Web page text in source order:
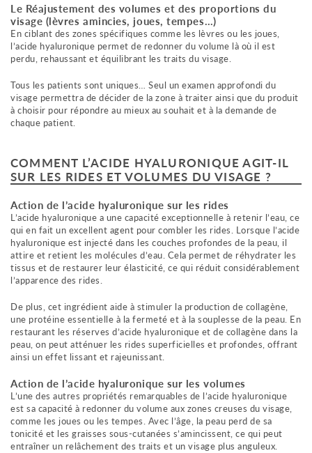
Le Réajustement des volumes et des proportions du
visage (lèvres amincies, joues, tempes…)
En ciblant des zones spécifiques comme les lèvres ou les joues,
l’acide hyaluronique permet de redonner du volume là où il est
perdu, rehaussant et équilibrant les traits du visage.
Tous les patients sont uniques… Seul un examen approfondi du
visage permettra de décider de la zone à traiter ainsi que du produit
à choisir pour répondre au mieux au souhait et à la demande de
chaque patient.
COMMENT L’ACIDE HYALURONIQUE AGIT-IL
SUR LES RIDES ET VOLUMES DU VISAGE ?
Action de l’acide hyaluronique sur les rides
L’acide hyaluronique a une capacité exceptionnelle à retenir l’eau, ce
qui en fait un excellent agent pour combler les rides. Lorsque l’acide
hyaluronique est injecté dans les couches profondes de la peau, il
attire et retient les molécules d’eau. Cela permet de réhydrater les
tissus et de restaurer leur élasticité, ce qui réduit considérablement
l’apparence des rides.
De plus, cet ingrédient aide à stimuler la production de collagène,
une protéine essentielle à la fermeté et à la souplesse de la peau. En
restaurant les réserves d’acide hyaluronique et de collagène dans la
peau, on peut atténuer les rides superficielles et profondes, offrant
ainsi un effet lissant et rajeunissant.
Action de l’acide hyaluronique sur les volumes
L’une des autres propriétés remarquables de l’acide hyaluronique
est sa capacité à redonner du volume aux zones creuses du visage,
comme les joues ou les tempes. Avec l’âge, la peau perd de sa
tonicité et les graisses sous-cutanées s’amincissent, ce qui peut
entraîner un relâchement des traits et un visage plus anguleux.